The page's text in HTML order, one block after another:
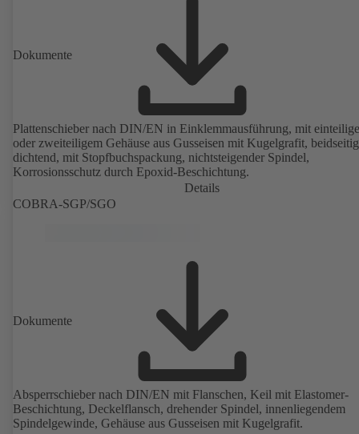
Dokumente
Plattenschieber nach DIN/EN in Einklemmausführung, mit
oder zweiteiligem Gehäuse aus Gusseisen mit Kugelgrafit, beidseitig
dichtend, mit Stopfbuchspackung, nichtsteigender Spindel,
Korrosionsschutz durch Epoxid-Beschichtung.
Details
COBRA-SGP/SGO
Dokumente
Absperrschieber nach DIN/EN mit Flanschen, Keil mit Elastomer-
Beschichtung, Deckelflansch, drehender Spindel, innenliegendem
Spindelgewinde, Gehäuse aus Gusseisen mit Kugelgrafit.